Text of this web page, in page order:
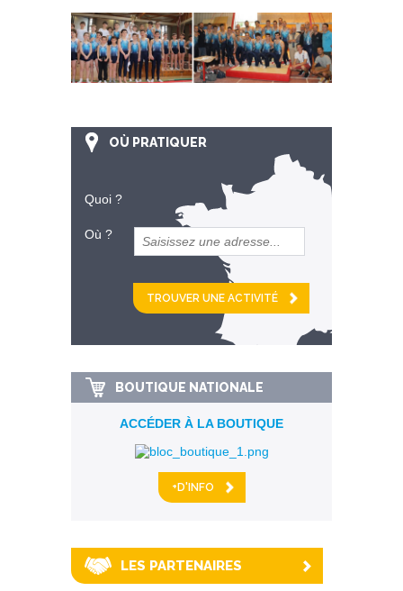
OÙ PRATIQUER
Quoi ?
Où ?
et
km alentour
BOUTIQUE NATIONALE
ACCÉDER À LA BOUTIQUE
+D'INFO
LES PARTENAIRES